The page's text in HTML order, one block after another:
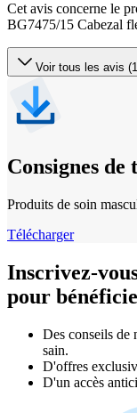
Cet avis concerne le
BG7475/15 Cabezal
Voir tous les avis
Consignes
Produits de soin
Télécharger
Inscrivez-
pour
Des conseils de
sain.
D'offres
D'un accès